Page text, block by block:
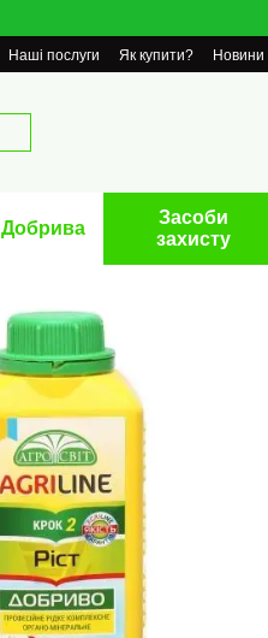
Наші послуги Як купити? Новини
Добрива
Засоби
захисту